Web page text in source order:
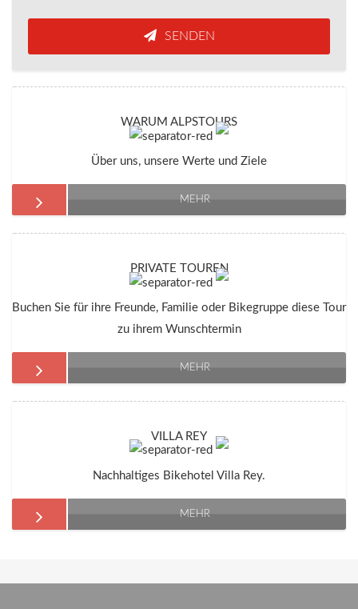
SENDEN
WARUM ALPSTOURS
Über uns, unsere Werte und Ziele
MEHR
PRIVATE TOUREN
Buchen Sie für ihre Freunde, Familie oder Bikegruppe diese Tour
zu ihrem Wunschtermin
MEHR
VILLA REY
Nachhaltiges Bikehotel Villa Rey.
MEHR